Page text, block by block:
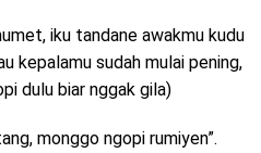
iku tandane awakmu kudu
kepalamu sudah mulai pening,
dulu biar nggak gila)
monggo ngopi rumiyen”.